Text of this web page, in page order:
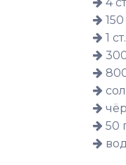
4
1
50